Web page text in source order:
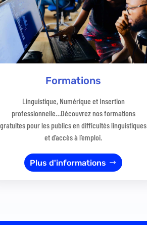
Formations
Linguistique, Numérique et Insertion
professionnelle…Découvrez nos formations
gratuites pour les publics en difficultés linguistiques
et d’accès à l’emploi.
Plus d'informations